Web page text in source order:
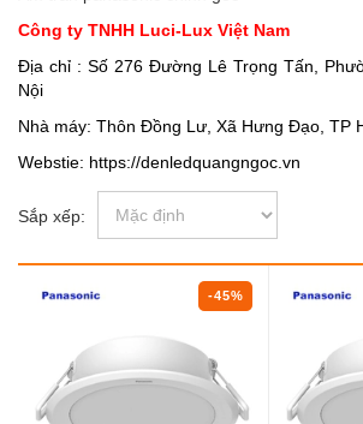
Công ty TNHH Luci-Lux Việt Nam
Địa chỉ : Số 276 Đường Lê Trọng Tấn,
Nội
Nhà máy: Thôn Đồng Lư, Xã Hưng Đạo, TP
Webstie: https://denledquangngoc.vn
Sắp xếp:
-45%